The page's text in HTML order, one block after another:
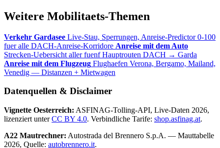
Weitere Mobilitaets-Themen
Verkehr Gardasee Live-Stau, Sperrungen, Anreise-Predictor 0-100
fuer alle DACH-Anreise-Korridore Anreise mit dem Auto
Strecken-Uebersicht aller fuenf Hauptrouten DACH → Garda
Anreise mit dem Flugzeug Flughaefen Verona, Bergamo, Mailand,
Venedig — Distanzen + Mietwagen
Datenquellen & Disclaimer
Vignette Oesterreich: ASFINAG-Tolling-API, Live-Daten 2026,
lizenziert unterCC BY 4.0. Verbindliche Tarife: shop.asfinag.at.
A22 Mautrechner: Autostrada del Brennero S.p.A. — Mauttabelle
2026, Quelle: autobrennero.it.